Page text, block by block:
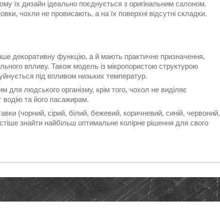
їх дизайн ідеально поєднується з оригінальним салоном.
чохли не провисають, а на їх поверхні відсутні складки.
декоративну функцію, а й мають практичне призначення,
впливу. Також модель із мікропористою структурою
під впливом низьких температур.
для людського організму, крім того, чохол не виділяє
та його пасажирам.
(чорний, сірий, білий, бежевий, коричневий, синій, червоний,
знайти найбільш оптимальне колірне рішення для свого